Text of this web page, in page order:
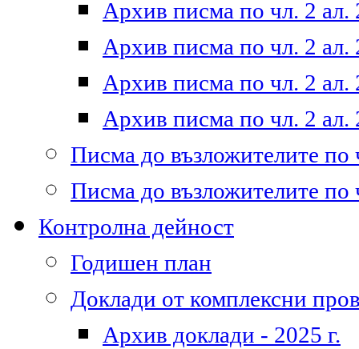
Архив писма по чл. 2 ал.
Архив писма по чл. 2 ал.
Архив писма по чл. 2 ал.
Архив писма по чл. 2 ал.
Писма до възложителите по
Писма до възложителите по
Контролна дейност
Годишен план
Доклади от комплексни
Архив доклади - 2025 г.